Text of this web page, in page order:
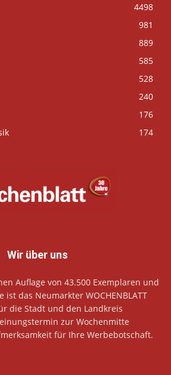
4498
981
889
585
528
240
176
174
Wir über uns
Auflage von 43.500 Exemplaren und
das Neumarkter WOCHENBLATT
die Stadt und den Landkreis
zur Wochenmitte
für Ihre Werbebotschaft.